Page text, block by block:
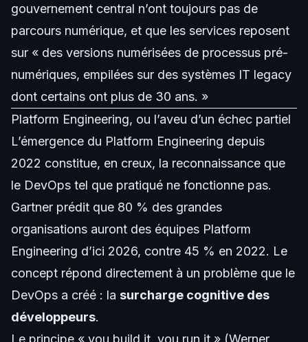
gouvernement central n’ont toujours pas de
parcours numérique, et que les services reposent
sur « des versions numérisées de processus pré-
numériques, empilées sur des systèmes IT legacy
dont certains ont plus de 30 ans. »
Platform Engineering, ou l’aveu d’un échec partiel
L’émergence du Platform Engineering depuis
2022 constitue, en creux, la reconnaissance que
le DevOps tel que pratiqué ne fonctionne pas.
Gartner prédit que 80 % des grandes
organisations auront des équipes Platform
Engineering d’ici 2026, contre 45 % en 2022. Le
concept répond directement à un problème que le
DevOps a créé : la surcharge cognitive des
développeurs.
Le principe « you build it, you run it » (Werner